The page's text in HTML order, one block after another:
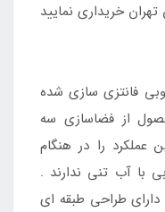
خریداری نمایید
فانتزی سازی شده
از فضاسازی سه
عملکرد را در هنگام
با آب تنی ندارند .
طراحی طبقه ای